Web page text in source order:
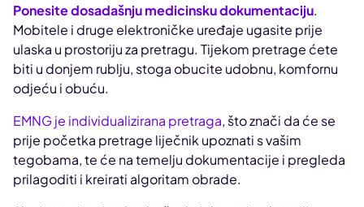
Ponesite dosadašnju medicinsku dokumentaciju.
Mobitele i druge elektroničke uređaje ugasite prije
ulaska u prostoriju za pretragu. Tijekom pretrage ćete
biti u donjem rublju, stoga obucite udobnu, komfornu
odjeću i obuću.
EMNG je individualizirana pretraga, što znači da će se
prije početka pretrage liječnik upoznati s vašim
tegobama, te će na temelju dokumentacije i pregleda
prilagoditi i kreirati algoritam obrade.